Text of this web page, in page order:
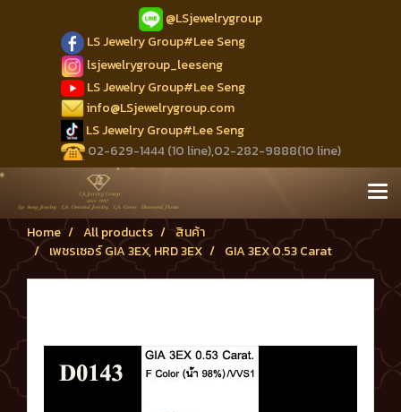
@LSjewelrygroup
LS Jewelry Group#Lee Seng
lsjewelrygroup_leeseng
LS Jewelry Group#Lee Seng
info@LSjewelrygroup.com
LS Jewelry Group#Lee Seng
02-629-1444 (10 line),02-282-9888(10 line)
Home All products
สินค้า
เพชรเซอร์ GIA 3EX, HRD 3EX
GIA 3EX 0.53 Carat